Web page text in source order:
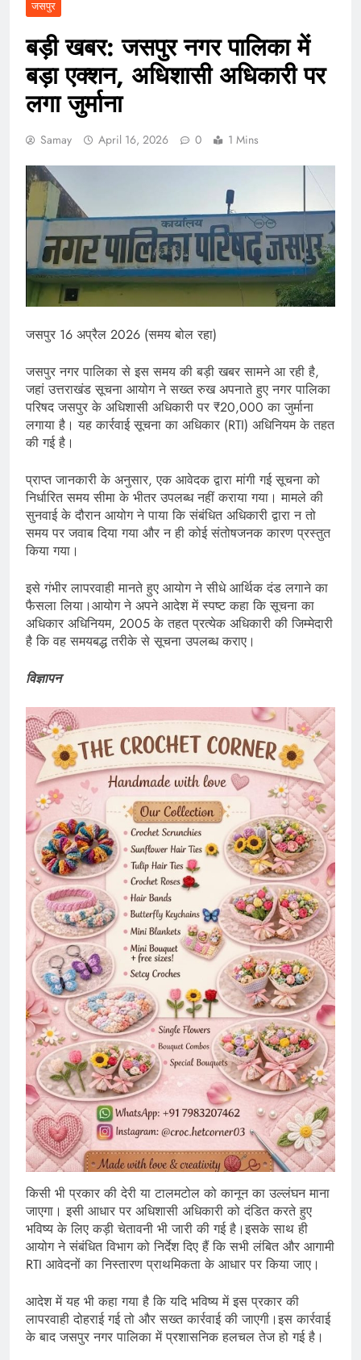
जसपुर
बड़ी खबर: जसपुर नगर पालिका में
बड़ा एक्शन, अधिशासी अधिकारी पर
लगा जुर्माना
Samay April 16, 2026 0 1 Mins
जसपुर 16 अप्रैल 2026 (समय बोल रहा)
जसपुर नगर पालिका से इस समय की बड़ी खबर सामने आ रही है,
जहां उत्तराखंड सूचना आयोग ने सख्त रुख अपनाते हुए नगर पालिका
परिषद जसपुर के अधिशासी अधिकारी पर ₹20,000 का जुर्माना
लगाया है। यह कार्रवाई सूचना का अधिकार (RTI) अधिनियम के तहत
की गई है।
प्राप्त जानकारी के अनुसार, एक आवेदक द्वारा मांगी गई सूचना को
निर्धारित समय सीमा के भीतर उपलब्ध नहीं कराया गया। मामले की
सुनवाई के दौरान आयोग ने पाया कि संबंधित अधिकारी द्वारा न तो
समय पर जवाब दिया गया और न ही कोई संतोषजनक कारण प्रस्तुत
किया गया।
इसे गंभीर लापरवाही मानते हुए आयोग ने सीधे आर्थिक दंड लगाने का
फैसला लिया।आयोग ने अपने आदेश में स्पष्ट कहा कि सूचना का
अधिकार अधिनियम, 2005 के तहत प्रत्येक अधिकारी की जिम्मेदारी
है कि वह समयबद्ध तरीके से सूचना उपलब्ध कराए।
विज्ञापन
किसी भी प्रकार की देरी या टालमटोल को कानून का उल्लंघन माना
जाएगा। इसी आधार पर अधिशासी अधिकारी को दंडित करते हुए
भविष्य के लिए कड़ी चेतावनी भी जारी की गई है।इसके साथ ही
आयोग ने संबंधित विभाग को निर्देश दिए हैं कि सभी लंबित और आगामी
RTI आवेदनों का निस्तारण प्राथमिकता के आधार पर किया जाए।
आदेश में यह भी कहा गया है कि यदि भविष्य में इस प्रकार की
लापरवाही दोहराई गई तो और सख्त कार्रवाई की जाएगी।इस कार्रवाई
के बाद जसपुर नगर पालिका में प्रशासनिक हलचल तेज हो गई है।